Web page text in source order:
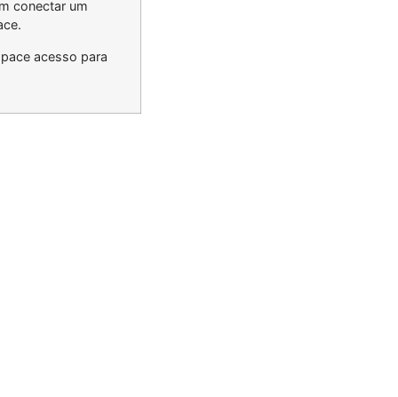
conectar um
acesso para